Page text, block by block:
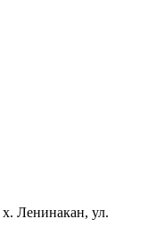
Ленинакан, ул.